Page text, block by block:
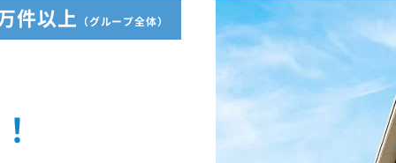
件以上 （グループ全体）